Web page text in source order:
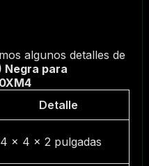
algunos detalles de
Negra para
Detalle
4 x 4 x 2 pulgadas